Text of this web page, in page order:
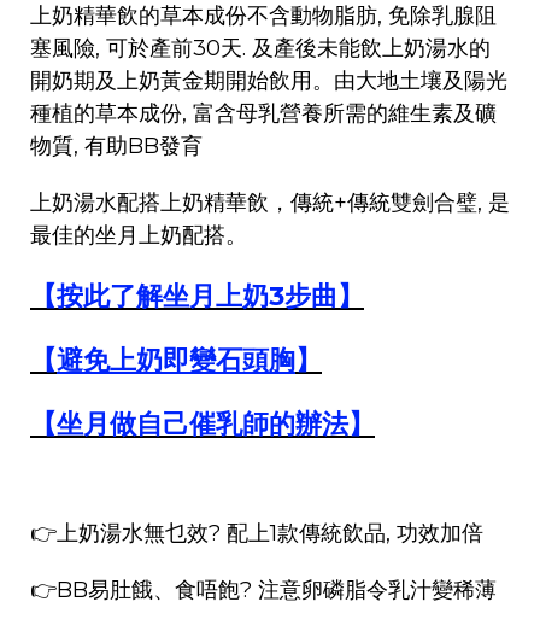
上奶精華飲的草本成份不含動物脂肪, 免除乳腺阻
塞風險, 可於產前30天. 及產後未能飲上奶湯水的
開奶期及上奶黃金期開始飲用。由大地土壤及陽光
種植的草本成份, 富含母乳營養所需的維生素及礦
物質, 有助BB發育
上奶湯水配搭上奶精華飲，傳統+傳統雙劍合璧, 是
最佳的坐月上奶配搭。
【按此了解坐月上奶3步曲】
【避免上奶即變石頭胸】
【坐月做自己催乳師的辦法】
👉上奶湯水無乜效? 配上1款傳統飲品, 功效加倍
👉BB易肚餓、食唔飽? 注意卵磷脂令乳汁變稀薄